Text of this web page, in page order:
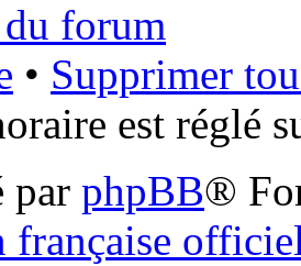
forum
• Supprimer
est réglé
par phpBB®
française